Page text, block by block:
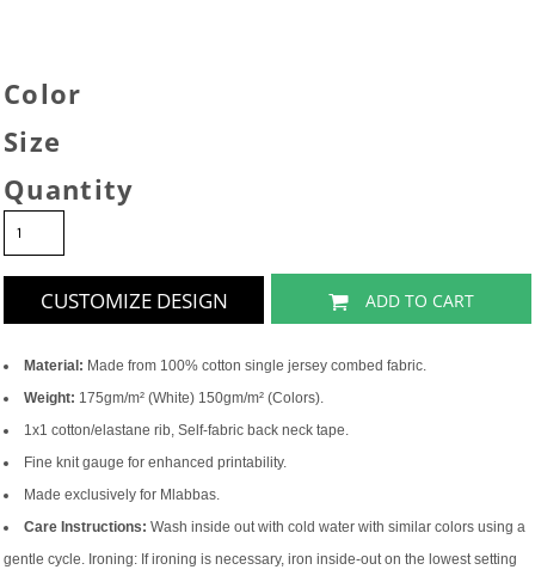
Color
Size
Quantity
CUSTOMIZE DESIGN ADD TO CART
Material: Made from 100% cotton single jersey combed fabric.
Weight: 175gm/m² (White) 150gm/m² (Colors).
1x1 cotton/elastane rib, Self-fabric back neck tape.
Fine knit gauge for enhanced printability.
Made exclusively for Mlabbas.
Care Instructions: Wash inside out with cold water with similar colors using a
gentle cycle. Ironing: If ironing is necessary, iron inside-out on the lowest setting